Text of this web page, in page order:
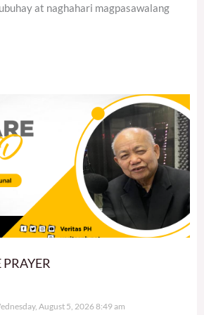
at naghahari magpasawalang
August 5, 2026 8:49 am